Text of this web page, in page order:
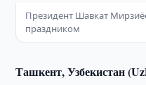
Президент Шавкат
праздником
Ташкент, Узбекистан